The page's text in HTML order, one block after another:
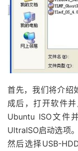
首先，我们将介绍
成后，打开软件
Ubuntu ISO文件
UltraISO启动选项
然后选择USB-